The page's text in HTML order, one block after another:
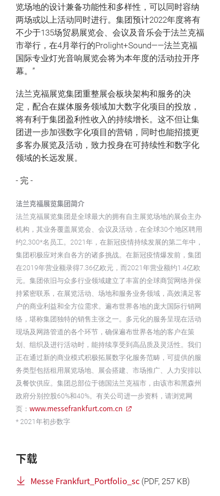
览场地的设计兼备功能性和多样性，可以同时容纳
两场或以上活动同时进行。集团预计2022年度将有
不少于135场贸易展览会、会议及音乐会于法兰克福
市举行，在4月举行的Prolight+Sound——法兰克福
国际专业灯光音响展览会将为本年度的活动拉开序
幕。”
法兰克福展览集团重整展会板块架构和服务的决
定，配合在媒体服务领域加大数字化项目的投放，
将有利于集团盈利性收入的持续增长。这不但让集
团进一步加强数字化项目的营销，同时也能招揽更
多客办展览及活动，致力投身在可持续性和数字化
领域的长远发展。
- 完 -
法兰克福展览集团简介
法兰克福展览集团是全球最大的拥有自主展览场地的展会主办
机构，其业务覆盖展览会、会议及活动，在全球30个地区聘用
约2,300*名员工。2021年，在新冠疫情持续发展的第二年中，
集团积极应对来自各方的诸多挑战。在新冠疫情爆发前，集团
在2019年营业额录得7.36亿欧元，而2021年营业额约1.4亿欧
元。集团依旧与众多行业领域建立了丰富的全球商贸网络并保
持紧密联系，在展览活动、场地和服务业务领域，高效满足客
户的商业利益和全方位需求。遍布世界各地的庞大国际行销网
络，堪称集团独特的销售主张之一。多元化的服务呈现在活动
现场及网路管道的各个环节，确保遍布世界各地的客户在策
划、组织及进行活动时，能持续享受到高品质及灵活性。我们
正在通过新的商业模式积极拓展数字化服务范畴，可提供的服
务类型包括租用展览场地、展会搭建、市场推广、人力安排以
及餐饮供应。集团总部位于德国法兰克福市，由该市和黑森州
政府分别控股60%和40%。有关公司进一步资料，请浏览网
页： www.messefrankfurt.com.cn
* 2021年初步数字
下载
Messe Frankfurt_Portfolio_sc (PDF, 257 KB)